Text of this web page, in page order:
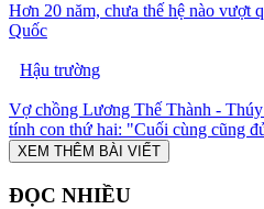
Hơn 20 năm, chưa thế hệ nào vượt
Quốc
Hậu trường
Vợ chồng Lương Thế Thành -
tính con thứ hai: "Cuối cùng cũng
XEM THÊM BÀI VIẾT
ĐỌC NHIỀU